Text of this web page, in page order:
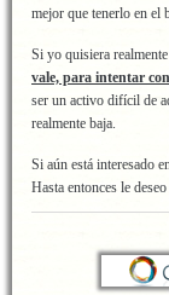
mejor que tenerlo en el
Si yo quisiera
vale, para intentar
ser un activo difícil de
realmente baja.
Si aún está interesado
Hasta entonces le